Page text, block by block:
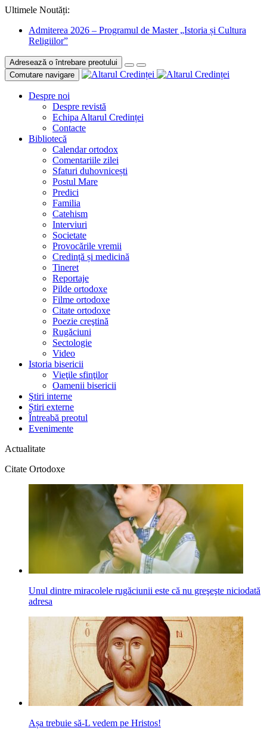
Ultimele Noutăți:
Admiterea 2026 – Programul de Master „Istoria și Cultura
Religiilor”
Adresează o întrebare preotului
Comutare navigare
Despre noi
Despre revistă
Echipa Altarul Credinței
Contacte
Bibliotecă
Calendar ortodox
Comentariile zilei
Sfaturi duhovnicești
Postul Mare
Predici
Familia
Catehism
Interviuri
Societate
Provocările vremii
Credință și medicină
Tineret
Reportaje
Pilde ortodoxe
Filme ortodoxe
Citate ortodoxe
Poezie creştină
Rugăciuni
Sectologie
Video
Istoria bisericii
Vieţile sfinţilor
Oamenii bisericii
Ştiri interne
Știri externe
Întreabă preotul
Evenimente
Actualitate
Citate Ortodoxe
Unul dintre miracolele rugăciunii este că nu greşeşte niciodată
adresa
Așa trebuie să-L vedem pe Hristos!